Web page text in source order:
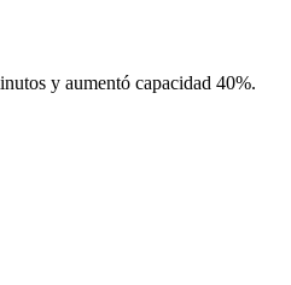
y aumentó capacidad 40%.